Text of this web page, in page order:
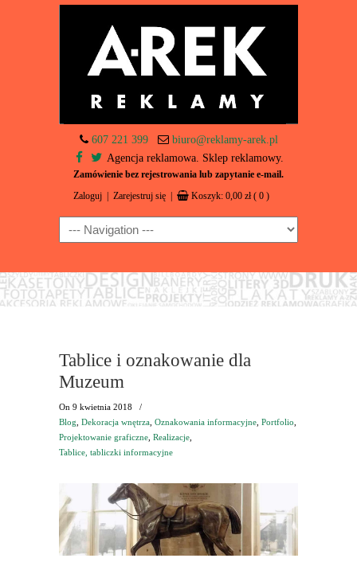
607 221 399
biuro@reklamy-arek.pl
Agencja reklamowa. Sklep reklamowy.
Zamówienie bez rejestrowania lub zapytanie e-mail.
Zaloguj Zarejestruj się Koszyk: 0,00 zł ( 0 )
Navigation
Tablice i oznakowanie dla
Muzeum
On 9 kwietnia 2018
/
Blog Dekoracja wnętrza Oznakowania informacyjne Portfolio
Projektowanie graficzne Realizacje
Tablice, tabliczki informacyjne